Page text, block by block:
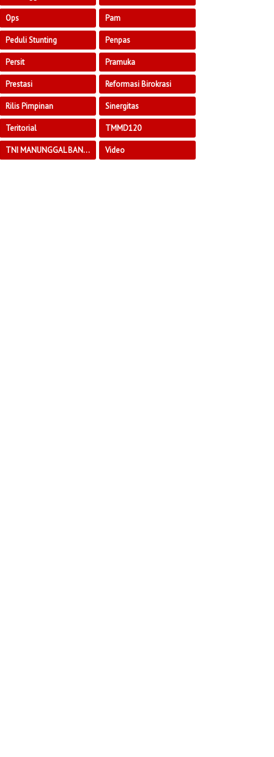
Ops Pam
Peduli Stunting Penpas
Persit Pramuka
Prestasi Reformasi Birokrasi
Rilis Pimpinan Sinergitas
Teritorial TMMD120
TNI MANUNGGAL BANGUN DESA Video